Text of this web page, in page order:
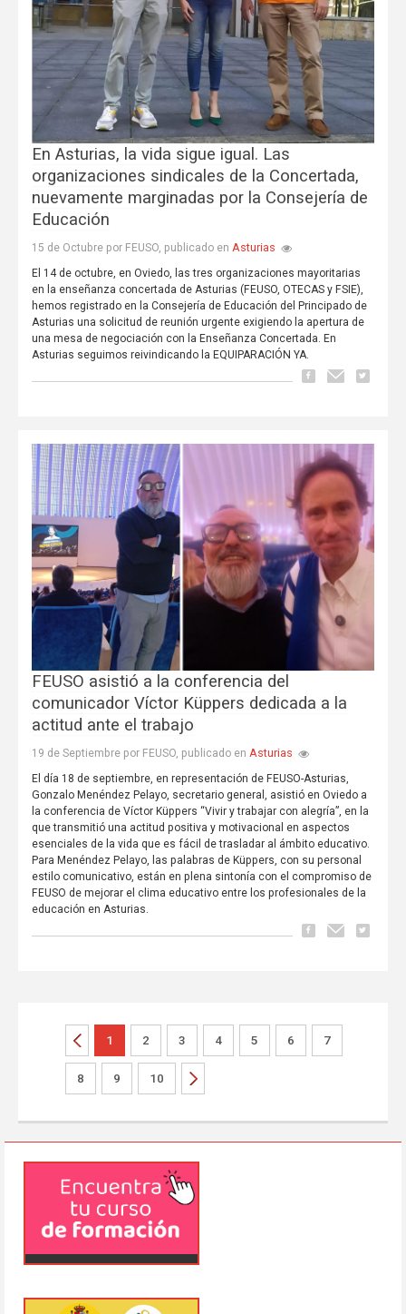
En Asturias, la vida sigue igual. Las
organizaciones sindicales de la Concertada,
nuevamente marginadas por la Consejería de
Educación
15 de Octubre por FEUSO, publicado en Asturias
El 14 de octubre, en Oviedo, las tres organizaciones mayoritarias
en la enseñanza concertada de Asturias (FEUSO, OTECAS y FSIE),
hemos registrado en la Consejería de Educación del Principado de
Asturias una solicitud de reunión urgente exigiendo la apertura de
una mesa de negociación con la Enseñanza Concertada. En
Asturias seguimos reivindicando la EQUIPARACIÓN YA.
FEUSO asistió a la conferencia del
comunicador Víctor Küppers dedicada a la
actitud ante el trabajo
19 de Septiembre por FEUSO, publicado en Asturias
El día 18 de septiembre, en representación de FEUSO-Asturias,
Gonzalo Menéndez Pelayo, secretario general, asistió en Oviedo a
la conferencia de Víctor Küppers “Vivir y trabajar con alegría”, en la
que transmitió una actitud positiva y motivacional en aspectos
esenciales de la vida que es fácil de trasladar al ámbito educativo.
Para Menéndez Pelayo, las palabras de Küppers, con su personal
estilo comunicativo, están en plena sintonía con el compromiso de
FEUSO de mejorar el clima educativo entre los profesionales de la
educación en Asturias.
1 2 3 4 5 6 7
8 9 10